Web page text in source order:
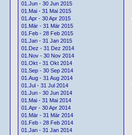
01.Jun - 30 Jun 2015
01.Mai - 31 Mai 2015
01.Apr - 30 Apr 2015
01.Mär - 31 Mär 2015
01.Feb - 28 Feb 2015
01.Jan - 31 Jan 2015
01.Dez - 31 Dez 2014
01.Nov - 30 Nov 2014
01.Okt - 31 Okt 2014
01.Sep - 30 Sep 2014
01.Aug - 31 Aug 2014
01.Jul - 31 Jul 2014
01.Jun - 30 Jun 2014
01.Mai - 31 Mai 2014
01.Apr - 30 Apr 2014
01.Mär - 31 Mär 2014
01.Feb - 28 Feb 2014
01.Jan - 31 Jan 2014